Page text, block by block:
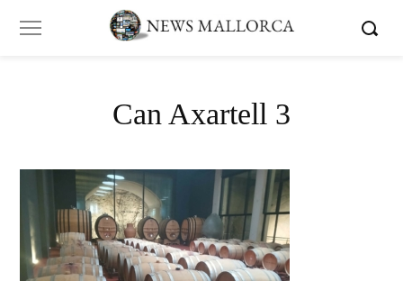
Can Axartell 3